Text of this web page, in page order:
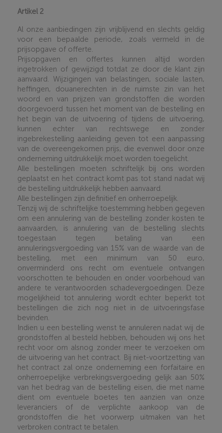
Artikel 2
Al onze aanbiedingen zijn vrijblijvend en slechts geldig
voor een bepaalde periode, zoals vermeld in de
prijsopgave of offerte.
Prijsopgaven en offertes kunnen altijd worden
ingetrokken of gewijzigd totdat ze door de klant zijn
aanvaard. Wijzigingen van belastingen, sociale lasten,
heffingen, douanerechten in de ruimste zin van het
woord en van prijzen van grondstoffen die worden
doorgevoerd tussen het moment van de bestelling en
het begin van de uitvoering of tijdens de uitvoering,
kunnen echter van rechtswege en zonder
ingebrekestelling aanleiding geven tot een aanpassing
van de overeengekomen prijs, die evenwel door onze
onderneming uitdrukkelijk moet worden toegelicht.
Alle bestellingen moeten schriftelijk bij ons worden
geplaatst en het contract komt pas tot stand nadat wij
de bestelling uitdrukkelijk hebben aanvaard.
Alle bestellingen zijn definitief en onherroepelijk.
Tenzij wij de schriftelijke toestemming hebben gegeven
om een annulering van de bestelling zonder kosten te
aanvaarden, is annulering van de bestelling slechts
toegestaan tegen betaling van een
annuleringsvergoeding van 15% van de waarde van de
bestelling, met een minimum van 50 euro,
onverminderd ons recht om eventuele ontvangen
voorschotten te behouden en onder voorbehoud van
andere te verantwoorden schadevergoedingen. Deze
mogelijkheid tot annulering wordt echter beperkt tot
bestellingen die zich nog niet in de uitvoeringsfase
bevinden.
Indien u een bestelling wenst te annuleren nadat wij de
grondstoffen al besteld hebben, behouden wij ons het
recht voor om alsnog zonder meer te verzoeken om
de uitvoering van het contract. Bij niet-voortzetting van
het contract zal onze onderneming een forfaitaire en
onherroepelijke verbrekingsvergoeding gelijk aan 50%
van het bedrag van de bestelling eisen, die met name
dient om eventuele boetes ten aanzien van onze
leveranciers of de verplichte aankoop van de
grondstoffen die het voorwerp uitmaken van het
verbroken contract te betalen.